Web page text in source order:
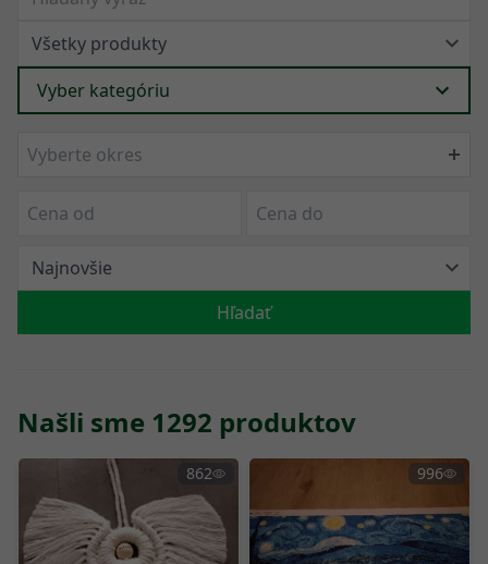
Vyber kategóriu
Vyberte okres
Hľadať
Našli sme 1292 produktov
862 996